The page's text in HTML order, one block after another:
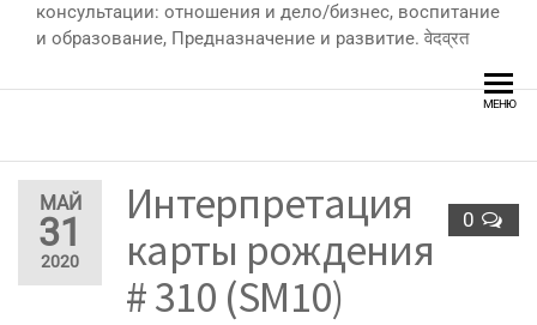
консультации: отношения и дело/бизнес, воспитание
и образование, Предназначение и развитие. वेदव्रत
МЕНЮ
МАЙ
31
2020
0
Интерпретация
карты рождения
# 310 (SM10)